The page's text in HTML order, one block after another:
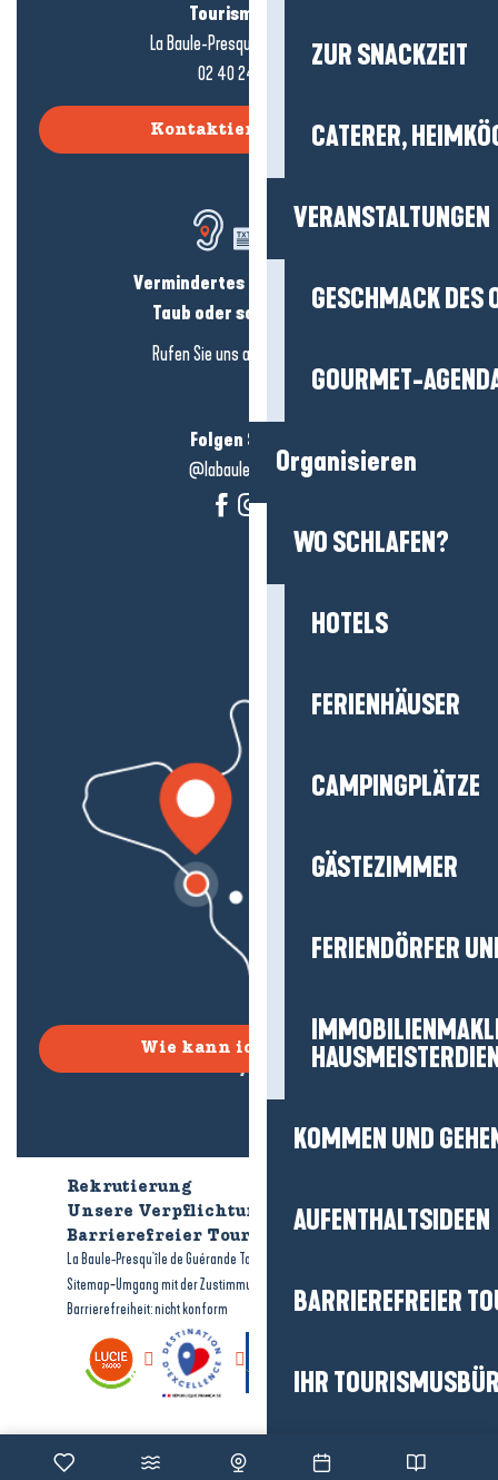
ZUR SNACKZEIT
CATERER,
VERANSTALTUNGEN
GESCHMACK DES
GOURMET-
Organisieren
WO SCHLAFEN?
HOTELS
FERIENHÄUSER
CAMPINGPLÄTZE
GÄSTEZIMMER
FERIENDÖRFER
KOMMEN UND
AUFENTHALTSIDEEN
BARRIEREFREIER
IHR
HÄUFIG GESTELLTE
Tourismusbüro
La Baule-Presqu'île de Guérande
02 40 24 34 44
Kontaktieren Sie uns
Vermindertes Hörvermögen?
Taub oder schwerhörig?
Rufen Sie uns an in
Folgen Sie uns!
@labauleguérande
Wie kann ich kommen?
Rekrutierung
Unsere Verpflichtungen
Barrierefreier Tourismus
La Baule-Presqu'île de Guérande Tourismus
Sitemap-Umgang mit der Zustimmung
Barrierefreiheit: nicht konform